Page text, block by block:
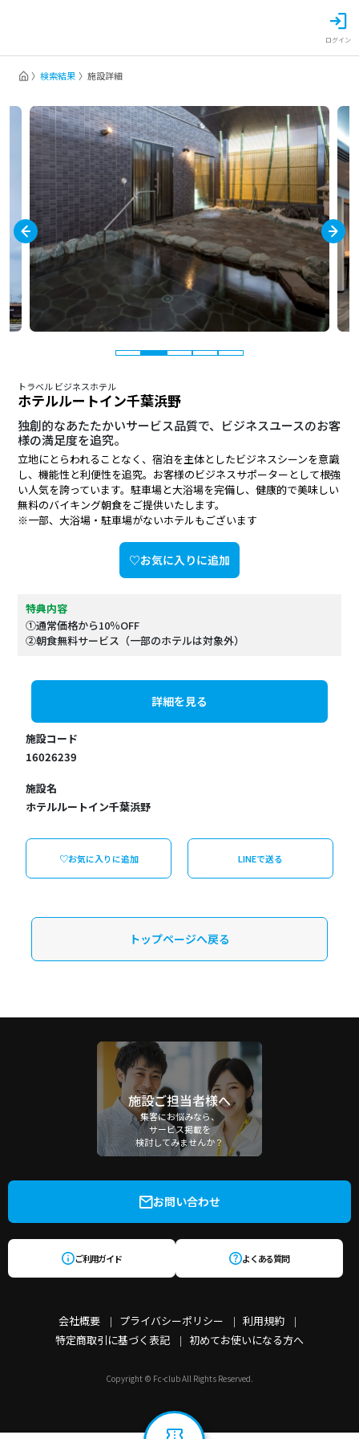
ログイン
検索結果 施設詳細
トラベル ビジネスホテル
ホテルルートイン千葉浜野
独創的なあたたかいサービス品質で、ビジネスユースのお客
様の満足度を追究。
立地にとらわれることなく、宿泊を主体としたビジネスシーンを意識
し、機能性と利便性を追究。お客様のビジネスサポーターとして根強
い人気を誇っています。駐車場と大浴場を完備し、健康的で美味しい
無料のバイキング朝食をご提供いたします。
※一部、大浴場・駐車場がないホテルもございます
♡お気に入りに追加
特典内容
①通常価格から10％OFF
②朝食無料サービス（一部のホテルは対象外）
詳細を見る
施設コード
16026239
施設名
ホテルルートイン千葉浜野
♡お気に入りに追加 LINEで送る
トップページへ戻る
施設ご担当者様へ
集客にお悩みなら、
サービス掲載を
検討してみませんか？
会社概要 プライバシーポリシー
利用規約
特定商取引に基づく表記
初めてお使いになる方へ
お問い合わせ
ご利用ガイド よくある質問
Copyright © Fc-club All Rights Reserved.